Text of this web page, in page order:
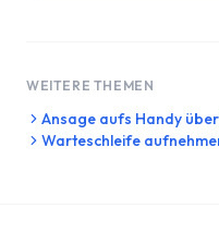
WEITERE THEMEN
Ansage aufs Handy
Warteschleife